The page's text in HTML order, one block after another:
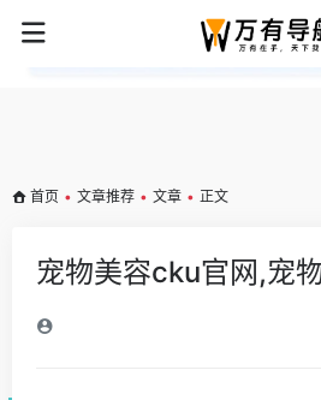
首页 • 文章推荐 • 文章 • 正文
宠物美容cku官网,宠